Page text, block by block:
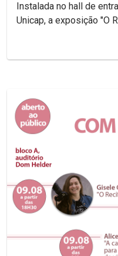
Instalada no hall de
Unicap, a exposição "O